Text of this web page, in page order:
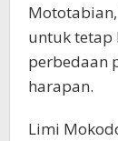
untuk tetap
perbedaan
harapan.
Limi